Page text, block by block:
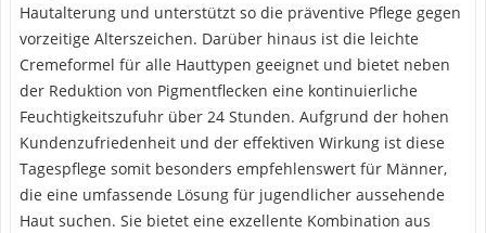
Hautalterung und unterstützt so die präventive Pflege gegen
vorzeitige Alterszeichen. Darüber hinaus ist die leichte
Cremeformel für alle Hauttypen geeignet und bietet neben
der Reduktion von Pigmentflecken eine kontinuierliche
Feuchtigkeitszufuhr über 24 Stunden. Aufgrund der hohen
Kundenzufriedenheit und der effektiven Wirkung ist diese
Tagespflege somit besonders empfehlenswert für Männer,
die eine umfassende Lösung für jugendlicher aussehende
Haut suchen. Sie bietet eine exzellente Kombination aus